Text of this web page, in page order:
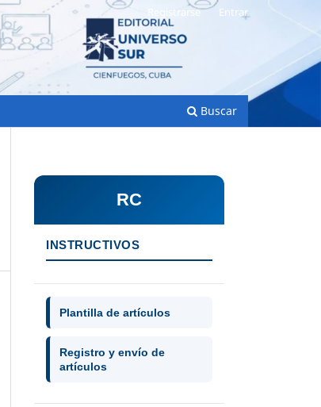
Buscar
Registrarse Entrar
RC
INSTRUCTIVOS
Plantilla de artículos
Registro y envío de
artículos